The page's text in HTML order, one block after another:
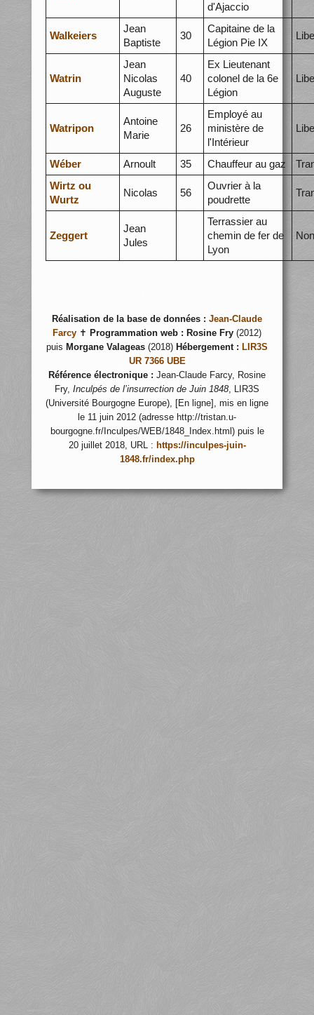
d'Ajaccio
Walkeiers
Jean
Baptiste
30
Capitaine de la
Légion Pie IX
Watrin
Jean
Nicolas
Auguste
40
Ex Lieutenant
colonel de la 6e
Légion
Watripon
Antoine
Marie
26
Employé au
ministère de
l'Intérieur
Wéber Arnoult 35 Chauffeur au gaz
Wirtz ou
Wurtz
Nicolas 56
Ouvrier à la
poudrette
Zeggert
Jean
Jules
Terrassier au
chemin de fer de
Lyon
Réalisation de la base de données : Jean-Claude
Farcy ✝ Programmation web : Rosine Fry (2012)
puis Morgane Valageas (2018) Hébergement : LIR3S
UR 7366 UBE
Référence électronique : Jean-Claude Farcy, Rosine
Fry, Inculpés de l’insurrection de Juin 1848, LIR3S
(Université Bourgogne Europe), [En ligne], mis en ligne
le 11 juin 2012 (adresse http://tristan.u-
bourgogne.fr/Inculpes/WEB/1848_Index.html) puis le
20 juillet 2018, URL : https://inculpes-juin-
1848.fr/index.php